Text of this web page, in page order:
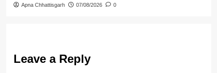
Apna Chhattisgarh 07/08/2026 0
Leave a Reply